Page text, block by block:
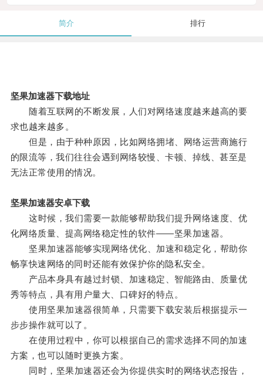
简介 排行
坚果加速器下载地址
随着互联网的不断发展，人们对网络速度越来越高的要
求也越来越多。
但是，由于种种原因，比如网络拥堵、网络运营商施行
的限流等，我们往往会遇到网络较慢、卡顿、掉线、甚至是
无法正常使用的情况。
坚果加速器安卓下载
这时候，我们需要一款能够帮助我们提升网络速度、优
化网络质量、提高网络稳定性的软件——坚果加速器。
坚果加速器能够实现网络优化、加速和稳定化，帮助你
畅享快速网络的同时还能有效保护你的隐私安全。
产品本身具有越过封锁、加速稳定、智能路由、质量优
秀等特点，具有用户量大、口碑好的特点。
使用坚果加速器很简单，只需要下载安装后根据提示一
步步操作就可以了。
在使用过程中，你可以根据自己的需求选择不同的加速
方案，也可以随时更换方案。
同时，坚果加速器还会为你提供实时的网络状态报告，